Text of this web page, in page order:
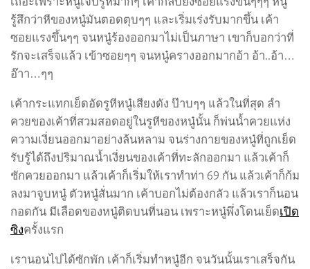
รู้สึกว่าหีของหนู๋มันตอดตุบๆๆ และเริ่มเร่งรับมากขึ้น เค้า
ซอยแรงขึ้นๆๆ จนหนู๋ร้องออกมาไม่เป็นภาษา เขาก็บอกว่าที่
รักจะเสร็จแล้ว เข้าซอยๆๆ จนหนู๋ครางออกมากอ้า อ้า..อ้า…
อ๊าา…ๆๆ
เค้ากระแทกเย็ดอัดรูหีหนู๋เสียงดัง ป๊าบๆๆ แล้วในที่สุด ลำ
ควยของเค้าที่สวมสอดอยู่ในรูหีของหนู๋นั้น ก็พ่นน้ำควยแห่ง
ความเงี่ยนออกมาอย่างล้นหลาม จนร่างกายของหนู๋ที่ถูกเย็ด
รับรู้ได้ถึงปริมาณน้ำเงี่ยนของเค้าที่ทะลักออกมา แล้วเค้าก็
ชักควยออกมา แล้วเค้าก็เริ่มให้เราทำท่า 69 กัน แล้วเค้าก็ก้ม
ลงมาจูบหนู๋ ตัวหนู๋สั่นมาก เค้าบอกไม่ต้องกลัว แล้วเราก็นอน
กอดกัน มีเลือดของหนู๋ติดบนที่นอน เพราะหนู๋พึ่งโดนเย็ดเปิด
ซิงครั้งแรก
เรานอนไปได้ซักพัก เค้าก็เริ่มทำหนู๋อีก จนวันนั้นเราเสร็จกัน